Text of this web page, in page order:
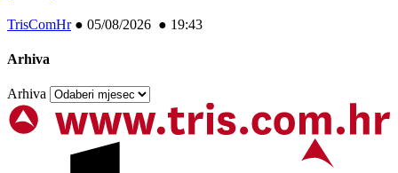
TrisComHr● 05/08/2026 ● 19:43
Arhiva
Arhiva